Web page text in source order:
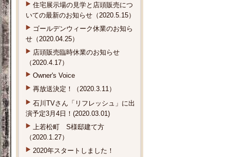
住宅展示場の見学と店頭販売につ
いての最新のお知らせ（2020.5.15）
ゴールデンウィーク休業のお知ら
せ（2020.04.25）
店頭販売臨時休業のお知らせ
（2020.4.17）
Owner's Voice
再放送決定！（2020.3.11）
石川TVさん「リフレッシュ」に出
演予定3月4日！(2020.03.01)
上若松町 S様邸建て方
（2020.1.27）
2020年スタートしました！